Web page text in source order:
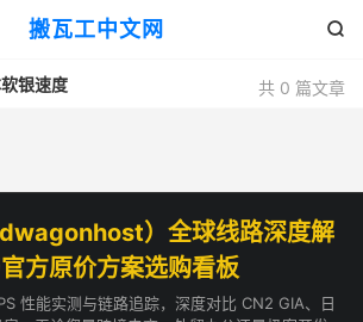
搬瓦工中文网 
共 0 篇文章
银速度
）全球线路深度解
方原价方案选购看板
性能实测与链路追踪，深度对比 CN2 GIA、日